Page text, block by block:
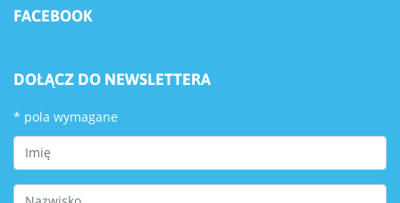
FACEBOOK
DOŁĄCZ DO NEWSLETTERA
* pola wymagane
First Name
Last Name